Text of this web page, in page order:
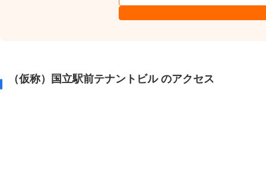
（仮称）国立駅前テナントビル のアクセス